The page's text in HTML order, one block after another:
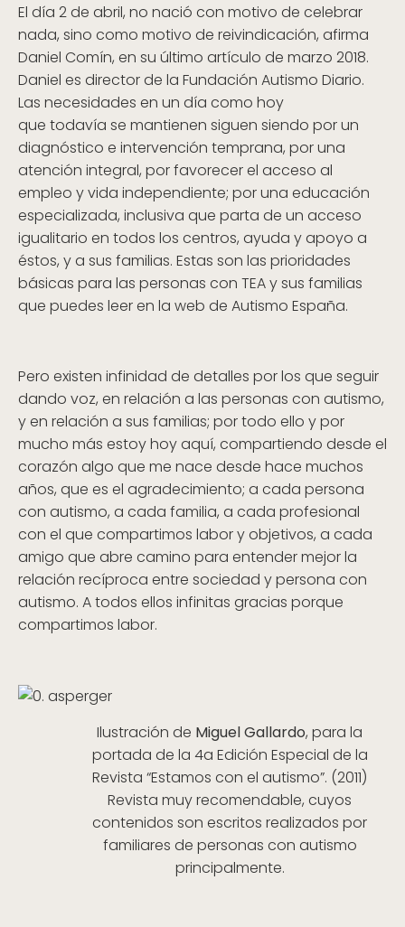
El día 2 de abril, no nació con motivo de celebrar
nada, sino como motivo de reivindicación, afirma
Daniel Comín, en su último artículo de marzo 2018.
Daniel es director de la Fundación Autismo Diario.
Las necesidades en un día como hoy
que todavía se mantienen siguen siendo por un
diagnóstico e intervención temprana, por una
atención integral, por favorecer el acceso al
empleo y vida independiente; por una educación
especializada, inclusiva que parta de un acceso
igualitario en todos los centros, ayuda y apoyo a
éstos, y a sus familias. Estas son las prioridades
básicas para las personas con TEA y sus familias
que puedes leer en la web de Autismo España.
Pero existen infinidad de detalles por los que seguir
dando voz, en relación a las personas con autismo,
y en relación a sus familias; por todo ello y por
mucho más estoy hoy aquí, compartiendo desde el
corazón algo que me nace desde hace muchos
años, que es el agradecimiento; a cada persona
con autismo, a cada familia, a cada profesional
con el que compartimos labor y objetivos, a cada
amigo que abre camino para entender mejor la
relación recíproca entre sociedad y persona con
autismo. A todos ellos infinitas gracias porque
compartimos labor.
Ilustración de Miguel Gallardo, para la
portada de la 4a Edición Especial de la
Revista “Estamos con el autismo”. (2011)
Revista muy recomendable, cuyos
contenidos son escritos realizados por
familiares de personas con autismo
principalmente.